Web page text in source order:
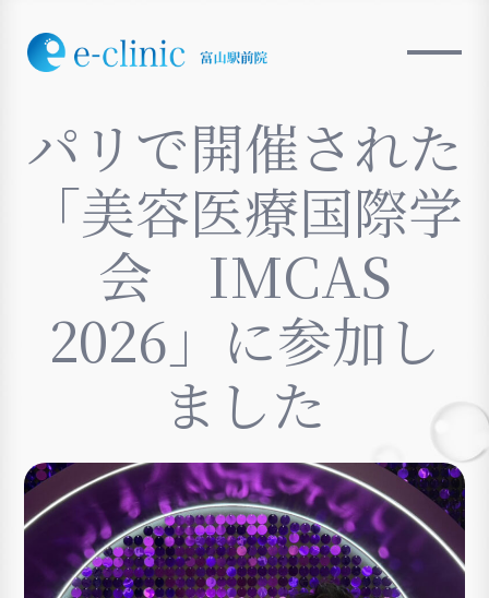
パリで開催された
「美容医療国際学
会 IMCAS
2026」に参加し
ました